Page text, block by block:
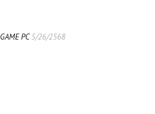
GAME PC5/26/2568